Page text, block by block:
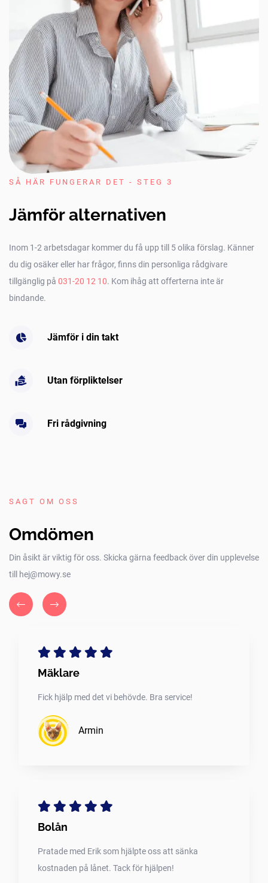
SÅ HÄR FUNGERAR DET - STEG 3
Jämför alternativen
Inom 1-2 arbetsdagar kommer du få upp till 5 olika förslag. Känner
du dig osäker eller har frågor, finns din personliga rådgivare
tillgänglig på 031-20 12 10. Kom ihåg att offerterna inte är
bindande.
Jämför i din takt
Utan förpliktelser
Fri rådgivning
SAGT OM OSS
Omdömen
Din åsikt är viktig för oss. Skicka gärna feedback över din upplevelse
till hej@mowy.se
Mäklare
Fick hjälp med det vi behövde. Bra service!
Armin
Bolån
Pratade med Erik som hjälpte oss att sänka
kostnaden på lånet. Tack för hjälpen!